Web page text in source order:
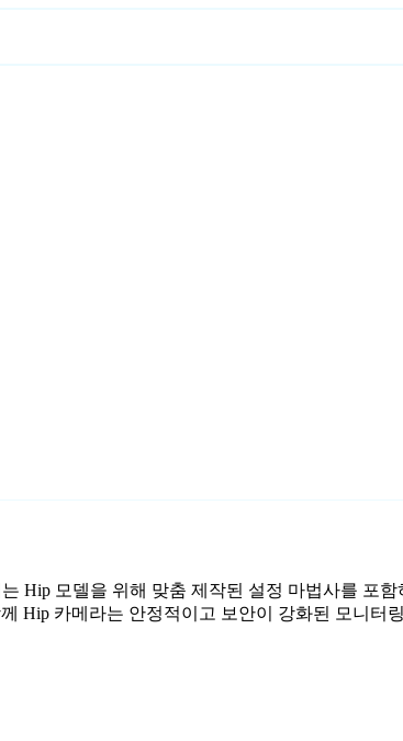
Hip 모델을 위해 맞춤 제작된 설정 마법사를 포
Hip 카메라는 안정적이고 보안이 강화된 모니터